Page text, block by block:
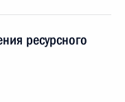
ресурсного